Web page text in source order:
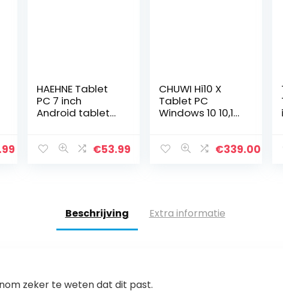
HAEHNE Tablet
PC 7 inch
Android tablet
Android 9.0€53.99
CHUWI Hi10 X
Tablet PC
Windows 10 10,1
N4120), Quad-
€339.00
Beschrijving Extra informatie
zeker te weten dat dit past.